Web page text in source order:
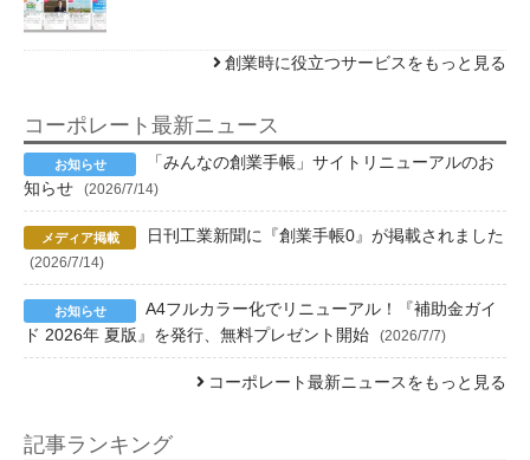
創業時に役立つサービスをもっと見る
コーポレート最新ニュース
「みんなの創業手帳」サイトリニューアルのお
知らせ
(2026/7/14)
日刊工業新聞に『創業手帳0』が掲載されました
(2026/7/14)
A4フルカラー化でリニューアル！『補助金ガイ
ド 2026年 夏版』を発行、無料プレゼント開始
(2026/7/7)
コーポレート最新ニュースをもっと見る
記事ランキング